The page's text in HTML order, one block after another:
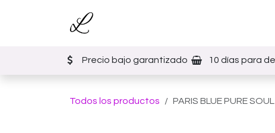
Precio bajo garantizado 10 días para
Todos los productos PARIS BLUE PURE